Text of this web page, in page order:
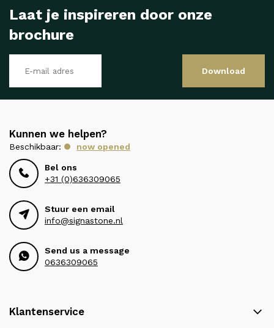
Laat je inspireren door onze
brochure
Download
Kunnen we helpen?
Beschikbaar: now opened
Bel ons
+31 (0)636309065
Stuur een email
info@signastone.nl
Send us a message
0636309065
Klantenservice